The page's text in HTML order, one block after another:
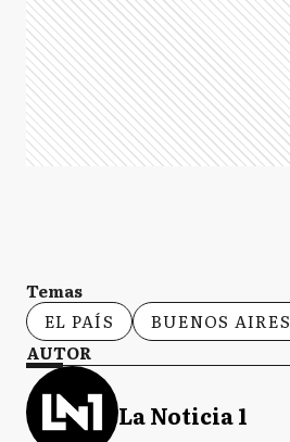
Temas
EL PAÍS
BUENOS AIRES
AUTOR
La Noticia 1